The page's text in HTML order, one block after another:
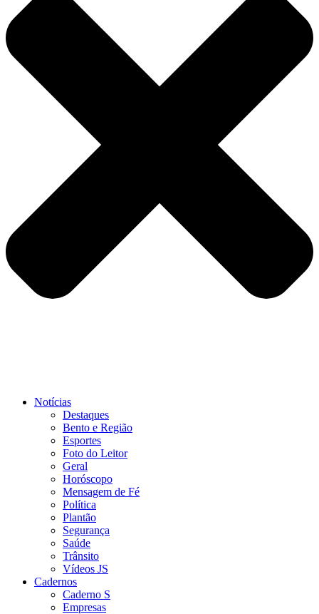
Notícias
Destaques
Bento e Região
Esportes
Foto do Leitor
Geral
Horóscopo
Mensagem de Fé
Política
Plantão
Segurança
Saúde
Trânsito
Vídeos JS
Cadernos
Caderno S
Empresas